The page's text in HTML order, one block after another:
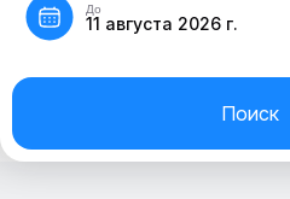
До
11 августа 2026 г.
Поиск